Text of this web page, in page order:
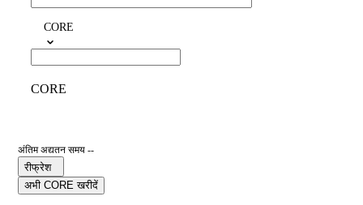
CORE
CORE
अंतिम अद्यतन समय --
रीफ्रेश
अभी CORE खरीदें